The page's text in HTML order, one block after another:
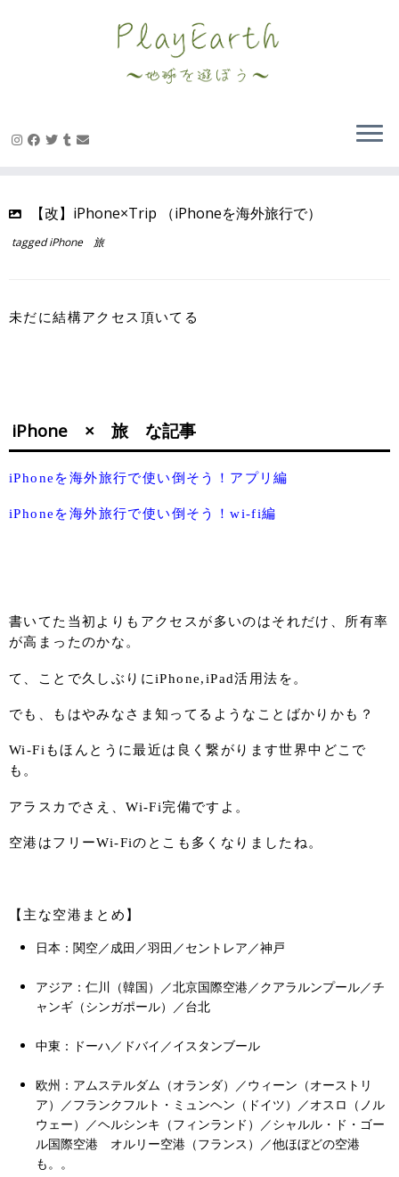
【改】iPhone×Trip （iPhoneを海外旅行で）
taggediPhone 旅
未だに結構アクセス頂いてる
iPhone × 旅 な記事
iPhoneを海外旅行で使い倒そう！アプリ編
iPhoneを海外旅行で使い倒そう！wi-fi編
書いてた当初よりもアクセスが多いのはそれだけ、所有率
が高まったのかな。
て、ことで久しぶりにiPhone,iPad活用法を。
でも、もはやみなさま知ってるようなことばかりかも？
Wi-Fiもほんとうに最近は良く繋がります世界中どこで
も。
アラスカでさえ、Wi-Fi完備ですよ。
空港はフリーWi-Fiのとこも多くなりましたね。
【主な空港まとめ】
日本：関空／成田／羽田／セントレア／神戸
アジア：仁川（韓国）／北京国際空港／クアラルンプール／チ
ャンギ（シンガポール）／台北
中東：ドーハ／ドバイ／イスタンブール
欧州：アムステルダム（オランダ）／ウィーン（オーストリ
ア）／フランクフルト・ミュンヘン（ドイツ）／オスロ（ノル
ウェー）／ヘルシンキ（フィンランド）／シャルル・ド・ゴー
ル国際空港 オルリー空港（フランス）／他ほぼどの空港
も。。